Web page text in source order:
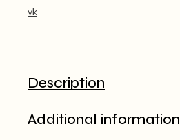
vk
Description
Additional information